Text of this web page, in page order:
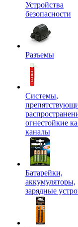
Устройства
безопасности
Разъемы
Системы,
огнестойкие
каналы
Батарейки,
аккумуляторы,
зарядные